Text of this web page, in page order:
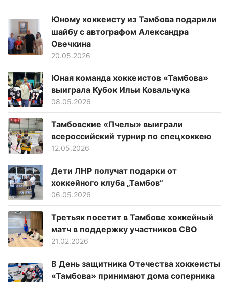
Юному хоккеисту из Тамбова подарили
шайбу с автографом Александра
Овечкина
20.05.2026
Юная команда хоккеистов «Тамбова»
выиграла Кубок Ильи Ковальчука
08.05.2026
Тамбовские «Пчелы» выиграли
всероссийский турнир по спецхоккею
12.05.2026
Дети ЛНР получат подарки от
хоккейного клуба „Тамбов“
06.05.2026
Третьяк посетит в Тамбове хоккейный
матч в поддержку участников СВО
21.02.2026
В День защитника Отечества хоккеисты
«Тамбова» принимают дома соперника